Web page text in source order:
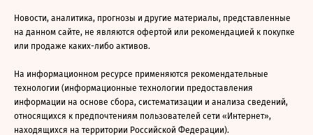
Новости, аналитика, прогнозы и другие материалы, представленные
на данном сайте, не являются офертой или рекомендацией к покупке
или продаже каких-либо активов.
На информационном ресурсе применяются рекомендательные
технологии (информационные технологии предоставления
информации на основе сбора, систематизации и анализа сведений,
относящихся к предпочтениям пользователей сети «Интернет»,
находящихся на территории Российской Федерации).